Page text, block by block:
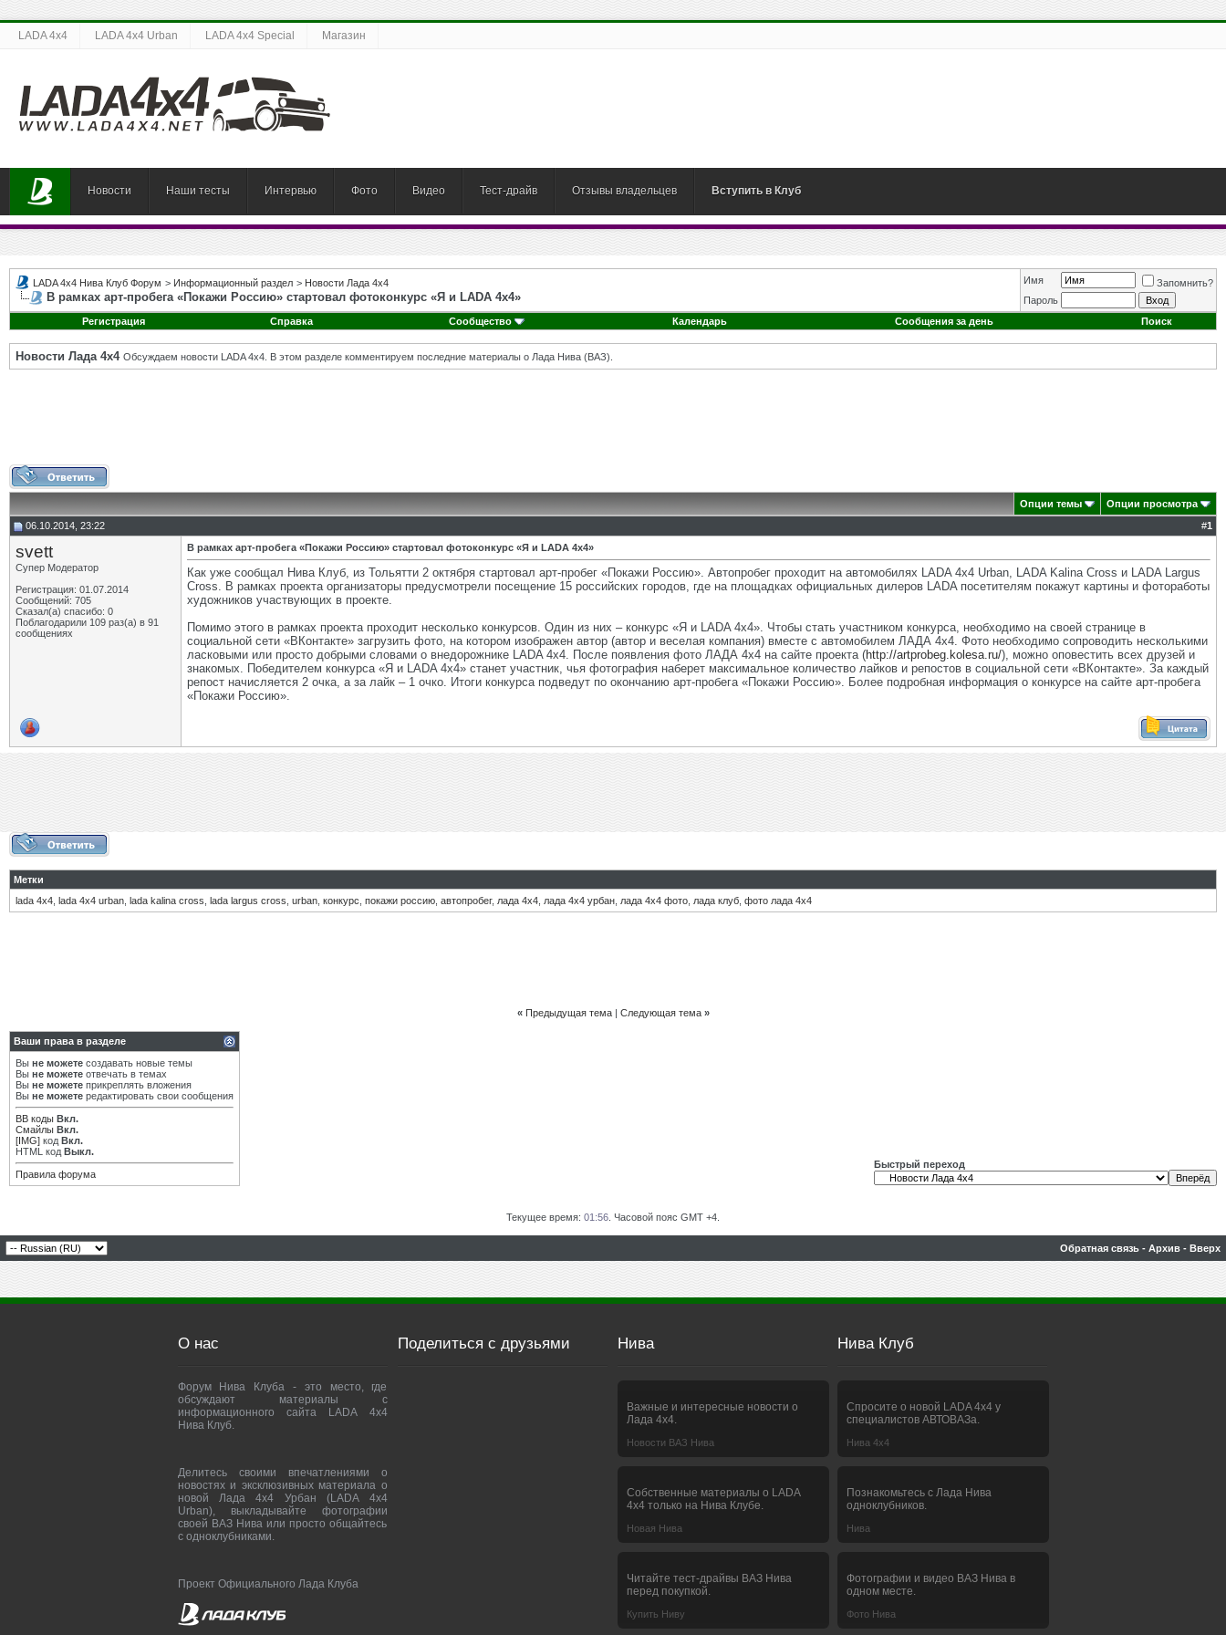
LADA 4x4 LADA 4x4 Urban LADA 4x4 Special Магазин
Новости Наши тесты Интервью Фото Видео Тест-драйв Отзывы владельцев Вступить в Клуб
LADA 4x4 Нива Клуб Форум > Информационный раздел > Новости Лада 4х4
В рамках арт-пробега «Покажи Россию» стартовал фотоконкурс «Я и LADA 4х4»
Имя
Запомнить?
Пароль
Регистрация
Справка Сообщество Календарь Сообщения за день Поиск
Новости Лада 4х4 Обсуждаем новости LADA 4x4. В этом разделе комментируем последние материалы о Лада Нива (ВАЗ).
Опции темы
Опции просмотра
06.10.2014, 23:22
#1
svett
Супер Модератор
Регистрация: 01.07.2014
Сообщений: 705
Сказал(а) спасибо: 0
Поблагодарили 109 раз(а) в 91
сообщениях
В рамках арт-пробега «Покажи Россию» стартовал фотоконкурс «Я и LADA 4х4»
Как уже сообщал Нива Клуб, из Тольятти 2 октября стартовал арт-пробег «Покажи Россию». Автопробег проходит на автомобилях LADA 4х4 Urban, LADA Kalina Cross и LADA Largus
Cross. В рамках проекта организаторы предусмотрели посещение 15 российских городов, где на площадках официальных дилеров LADA посетителям покажут картины и фотоработы
художников участвующих в проекте.
Помимо этого в рамках проекта проходит несколько конкурсов. Один из них – конкурс «Я и LADA 4х4». Чтобы стать участником конкурса, необходимо на своей странице в
социальной сети «ВКонтакте» загрузить фото, на котором изображен автор (автор и веселая компания) вместе с автомобилем ЛАДА 4х4. Фото необходимо сопроводить несколькими
ласковыми или просто добрыми словами о внедорожнике LADA 4х4. После появления фото ЛАДА 4х4 на сайте проекта (http://artprobeg.kolesa.ru/), можно оповестить всех друзей и
знакомых. Победителем конкурса «Я и LADA 4х4» станет участник, чья фотография наберет максимальное количество лайков и репостов в социальной сети «ВКонтакте». За каждый
репост начисляется 2 очка, а за лайк – 1 очко. Итоги конкурса подведут по окончанию арт-пробега «Покажи Россию». Более подробная информация о конкурсе на сайте арт-пробега
«Покажи Россию».
Метки
lada 4х4 lada 4х4 urban lada kalina cross lada largus cross urban конкурс покажи россию автопробег, лада 4х4 лада 4х4 урбан лада 4х4 фото лада клуб фото лада 4х4
« Предыдущая тема| Следующая тема »
Ваши права в разделе
Вы не можете создавать новые темы
Вы не можете отвечать в темах
Вы не можете прикреплять вложения
Вы не можете редактировать свои сообщения
BB коды Вкл.
Смайлы Вкл.
[IMG] код Вкл.
HTML код Выкл.
Правила форума
Быстрый переход
Текущее время: 01:56 . Часовой пояс GMT +4.
Обратная связь - Архив - Вверх
О нас
Форум Нива Клуба - это место, где
обсуждают материалы с
информационного сайта LADA 4x4
Нива Клуб.
Делитесь своими впечатлениями о
новостях и эксклюзивных материала о
новой Лада 4х4 Урбан (LADA 4x4
Urban), выкладывайте фотографии
своей ВАЗ Нива или просто общайтесь
с одноклубниками.
Проект Официального Лада Клуба
Поделиться с друзьями Нива
Важные и интересные новости о
Лада 4х4.
Новости ВАЗ Нива
Собственные материалы о LADA
4x4 только на Нива Клубе.
Новая Нива
Читайте тест-драйвы ВАЗ Нива
перед покупкой.
Купить Ниву
Нива Клуб
Спросите о новой LADA 4x4 у
специалистов АВТОВАЗа.
Нива 4х4
Познакомьтесь с Лада Нива
одноклубников.
Нива
Фотографии и видео ВАЗ Нива в
одном месте.
Фото Нива